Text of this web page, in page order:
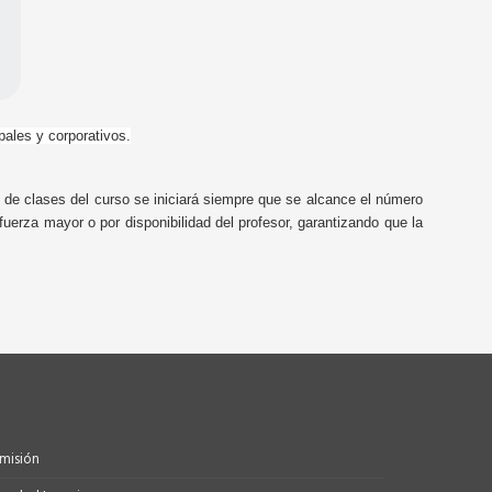
y corporativos.
clases del curso se iniciará siempre que se alcance el número
mayor o por disponibilidad del profesor, garantizando que la